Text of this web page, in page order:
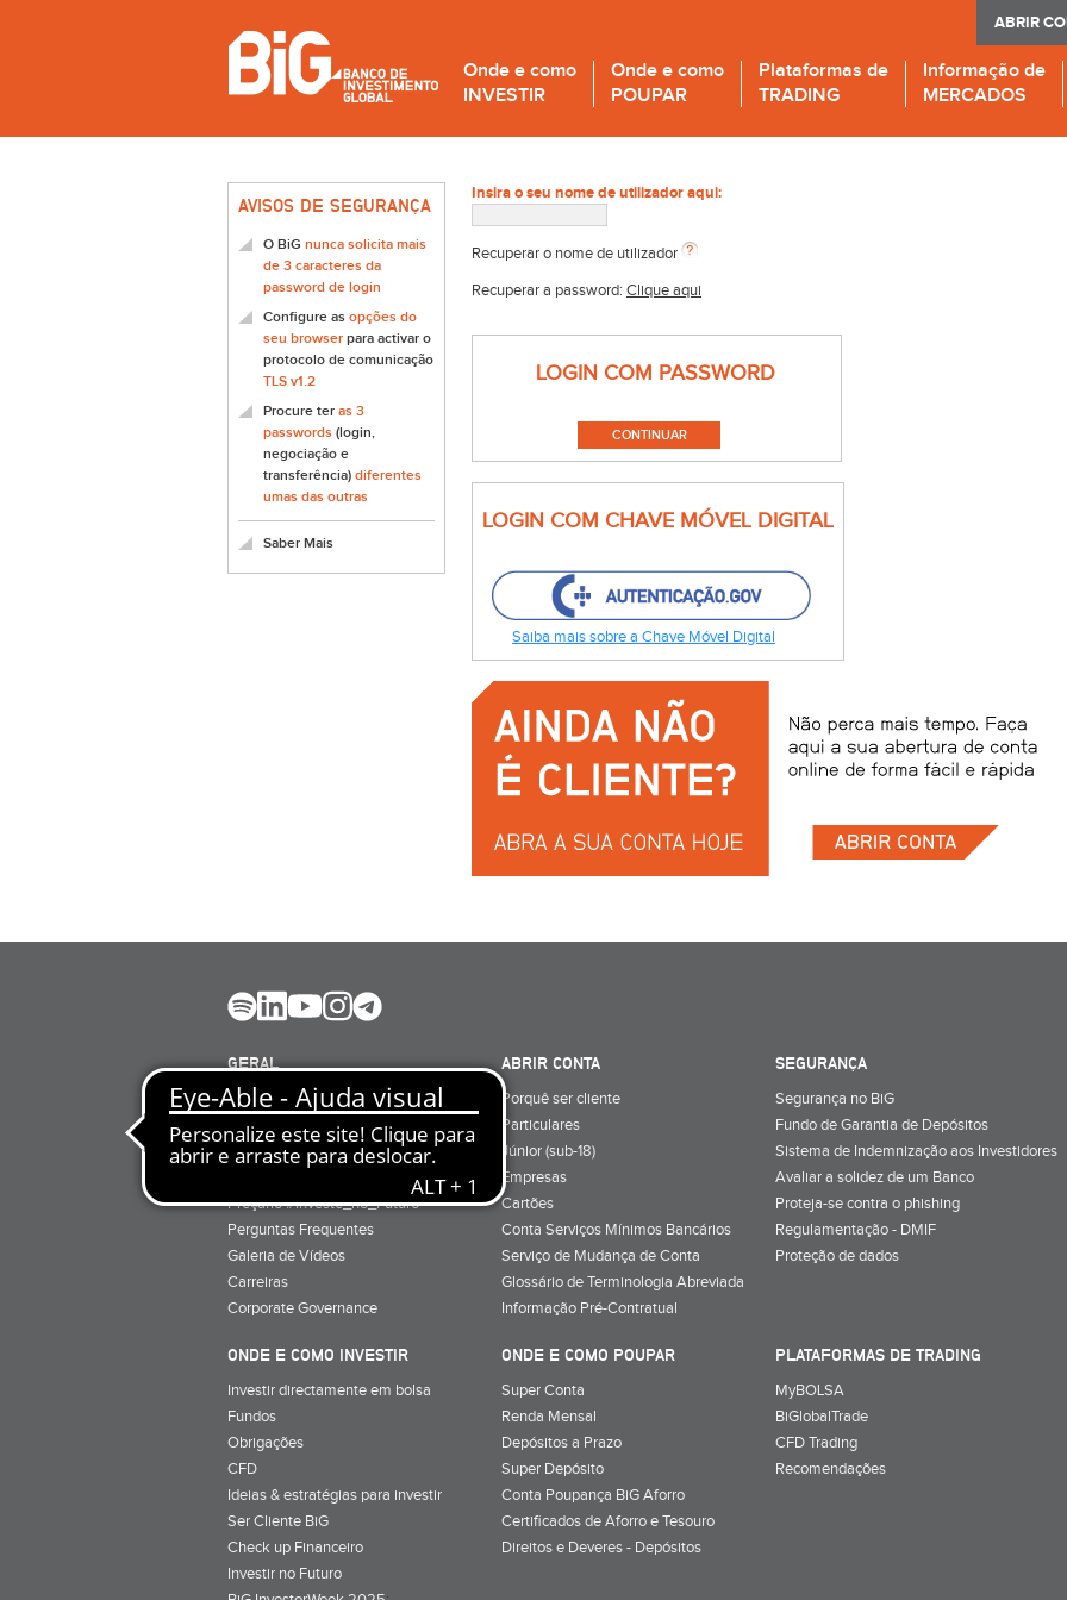
ABRIR
Onde e como
INVESTIR
Onde e como
POUPAR
Plataformas de
TRADING
Informação de
MERCADOS
AVISOS DE SEGURANÇA
O BiG nunca solicita mais
de 3 caracteres da
password de login
Configure as opções do
seu browser para activar o
protocolo de comunicação
TLS v1.2
Procure ter as 3
passwords (login,
negociação e
transferência) diferentes
umas das outras
Saber Mais
Insira o seu nome de utilizador aqui:
Recuperar o nome de utilizador
Recuperar a password: Clique aqui
LOGIN COM PASSWORD
LOGIN COM CHAVE MÓVEL DIGITAL
Saiba mais sobre a Chave Móvel Digital
GERAL
Quem Somos
Preçário
Minha conta
Preçário #Investe_no_Futuro
Perguntas Frequentes
Galeria de Vídeos
Carreiras
Corporate Governance
ABRIR CONTA
Porquê ser cliente
Particulares
Júnior (sub-18)
Empresas
Cartões
Conta Serviços Mínimos Bancários
Serviço de Mudança de Conta
Glossário de Terminologia Abreviada
Informação Pré-Contratual
SEGURANÇA
Segurança no BiG
Fundo de Garantia de Depósitos
Sistema de Indemnização aos Investidores
Avaliar a solidez de um Banco
Proteja-se contra o phishing
Regulamentação - DMIF
Proteção de dados
ONDE E COMO INVESTIR
Investir directamente em bolsa
Fundos
Obrigações
CFD
Ideias & estratégias para investir
Ser Cliente BiG
Check up Financeiro
Investir no Futuro
ONDE E COMO POUPAR
Super Conta
Renda Mensal
Depósitos a Prazo
Super Depósito
Conta Poupança BiG Aforro
Certificados de Aforro e Tesouro
Direitos e Deveres - Depósitos
PLATAFORMAS DE TRADING
MyBOLSA
BiGlobalTrade
CFD Trading
Recomendações